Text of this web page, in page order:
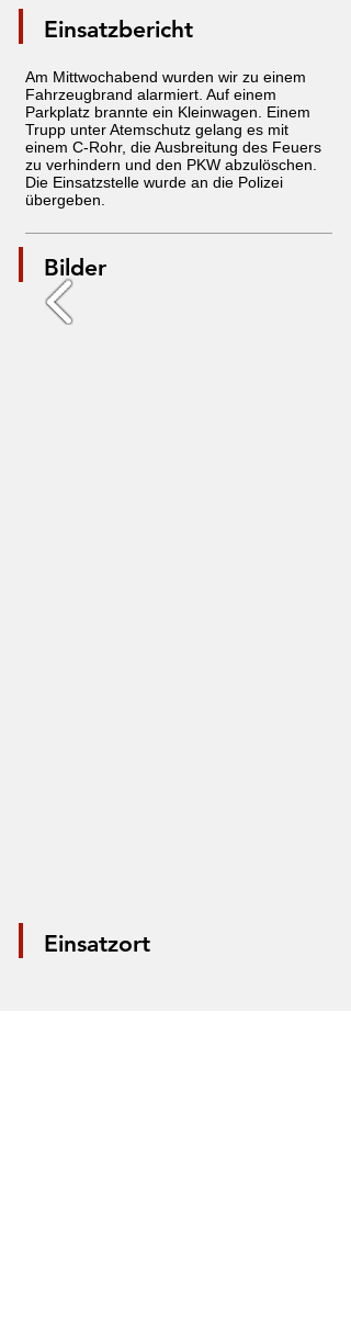
Einsatzbericht
Am Mittwochabend wurden wir zu einem
Fahrzeugbrand alarmiert. Auf einem
Parkplatz brannte ein Kleinwagen. Einem
Trupp unter Atemschutz gelang es mit
einem C-Rohr, die Ausbreitung des Feuers
zu verhindern und den PKW abzulöschen.
Die Einsatzstelle wurde an die Polizei
übergeben.
Bilder
Einsatzort